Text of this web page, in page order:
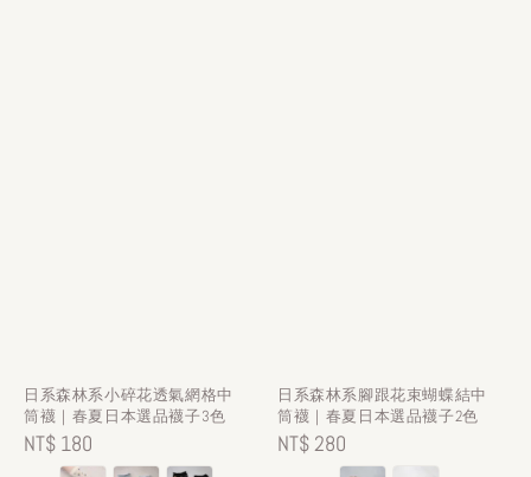
日系森林系小碎花透氣網格中
筒襪｜春夏日本選品襪子3色
Regular
NT$ 180
日系森林系腳跟花束蝴蝶結中
筒襪｜春夏日本選品襪子2色
Regular
NT$ 280